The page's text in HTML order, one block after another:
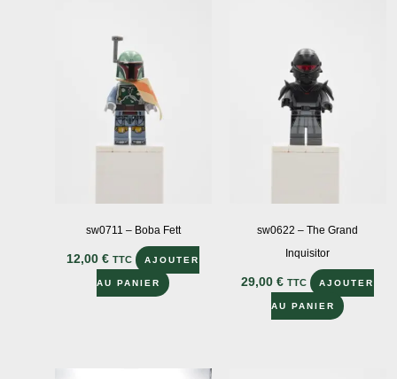
sw0711 – Boba Fett
12,00€ TTC AJOUTER
AU PANIER
sw0622 – The Grand
Inquisitor
29,00€ TTC AJOUTER
AU PANIER